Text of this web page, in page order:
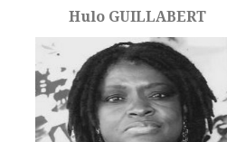
Hulo GUILLABERT